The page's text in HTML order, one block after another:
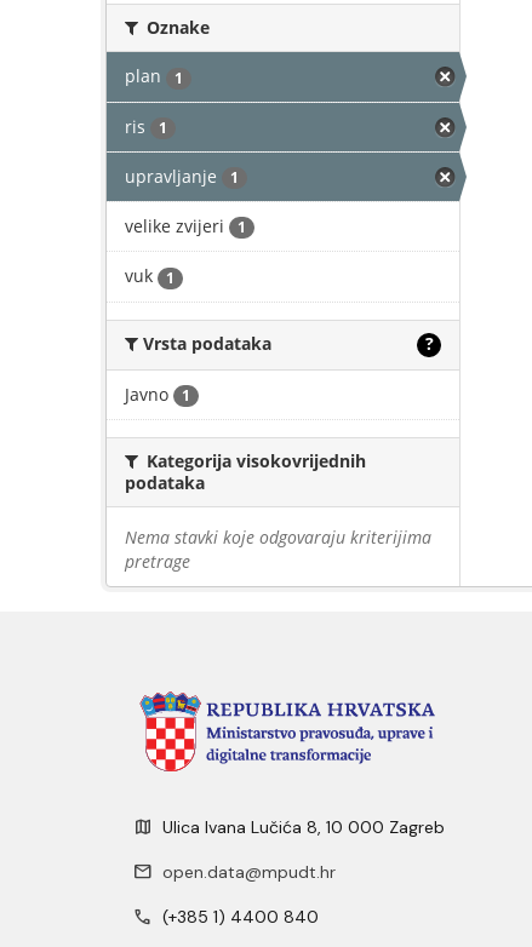
Oznake
plan 1
ris 1
upravljanje 1
velike zvijeri 1
vuk 1
Vrsta podataka ?
Javno 1
Kategorija visokovrijednih
podataka
Nema stavki koje odgovaraju kriterijima
pretrage